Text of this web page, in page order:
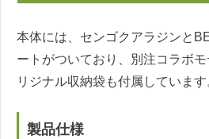
本体には、センゴクアラジンと
ートがついており、別注コラボ
リジナル収納袋も付属しています
製品仕様